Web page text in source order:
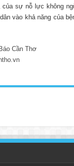
sự nỗ lực không
vào khả năng của
Cần Thơ